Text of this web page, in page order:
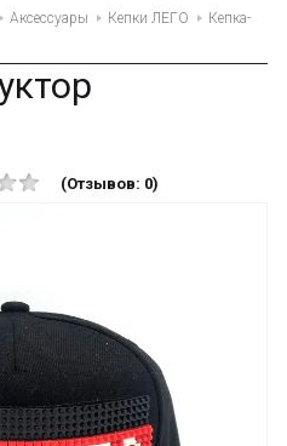
Аксессуары Кепки ЛЕГО
Кепка-
(Отзывов: 0)